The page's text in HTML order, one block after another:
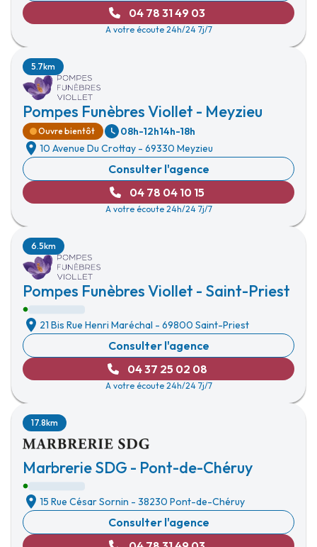
04 78 31 49 03
A votre écoute 24h/24 7j/7
Pompes Funèbres Viollet - Meyzieu
5.7km
Ouvre bientôt 08h-12h14h-18h
10 Avenue Du Crottay - 69330 Meyzieu
Consulter l'agence
04 78 04 10 15
A votre écoute 24h/24 7j/7
Pompes Funèbres Viollet - Saint-Priest
6.5km
21 Bis Rue Henri Maréchal - 69800 Saint-Priest
Consulter l'agence
04 37 25 02 08
A votre écoute 24h/24 7j/7
Marbrerie SDG - Pont-de-Chéruy
17.8km
15 Rue César Sornin - 38230 Pont-de-Chéruy
Consulter l'agence